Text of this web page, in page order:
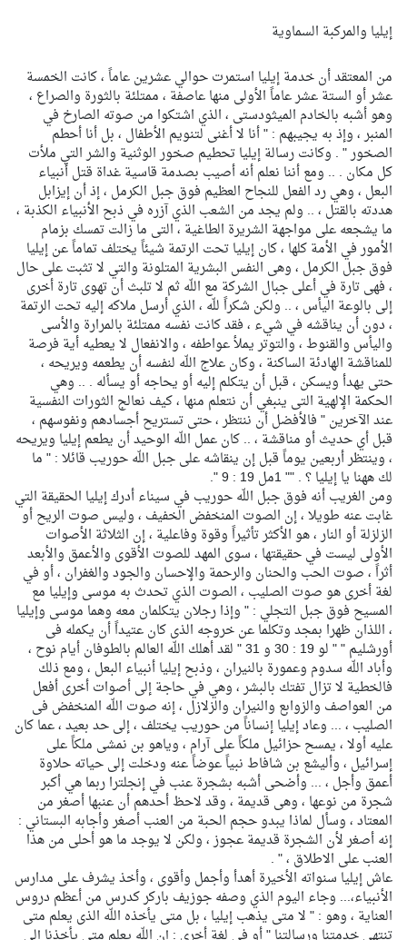
إيليا والمركبة السماوية
من المعتقد أن خدمة إيليا استمرت حوالي عشرين عاماً ، كانت الخمسة
عشر أو الستة عشر عاماً الأولى منها عاصفة ، ممتلئة بالثورة والصراع ،
وهو أشبه بالخادم الميثودستى ، الذي اشتكوا من صوته الصارخ في
المنبر ، وإذ به يجيبهم : " أنا لا أغنى لتنويم الأطفال ، بل أنا أحطم
الصخور " . وكانت رسالة إيليا تحطيم صخور الوثنية والشر التي ملأت
كل مكان . .. ومع أننا نعلم أنه أصيب بصدمة قاسية غداة قتل أنبياء
البعل ، وهي رد الفعل للنجاح العظيم فوق جبل الكرمل ، إذ أن إيزابل
هددته بالقتل ، .. ولم يجد من الشعب الذي آزره في ذبح الأنبياء الكذبة ،
ما يشجعه على مواجهة الشريرة الطاغية ، التى ما زالت تمسك بزمام
الأمور في الأمة كلها ، كان إيليا تحت الرتمة شيئاً يختلف تماماً عن إيليا
فوق جبل الكرمل ، وهى النفس البشرية المتلونة والتي لا تثبت على حال
، فهى تارة في أعلى جبال الشركة مع اللّه ثم لا تلبث أن تهوى تارة أخرى
إلى بالوعة اليأس ، .. ولكن شكراً للّه ، الذي أرسل ملاكه إليه تحت الرتمة
، دون أن يناقشه في شيء ، فقد كانت نفسه ممتلئة بالمرارة والأسى
واليأس والقنوط ، والتوتر يملأ عواطفه ، والانفعال لا يعطيه أية فرصة
للمناقشة الهادئة الساكنة ، وكان علاج اللّه لنفسه أن يطعمه ويريحه ،
حتى يهدأ ويسكن ، قبل أن يتكلم إليه أو يحاجه أو يسأله . .. وهي
الحكمة الإلهية التى ينبغي أن نتعلم منها ، كيف نعالج الثورات النفسية
عند الآخرين " فالأفضل أن ننتظر ، حتى تستريح أجسادهم ونفوسهم ،
قبل أي حديث أو مناقشة ، .. كان عمل اللّه الوحيد أن يطعم إيليا ويريحه
، وينتظر أربعين يوماً قبل إن ينقاشه على جبل اللّه حوريب قائلا : " ما
لك ههنا يا إيليا ؟ . "" 1مل 19 : 9 ".
ومن الغريب أنه فوق جبل اللّه حوريب في سيناء أدرك إيليا الحقيقة التي
غابت عنه طويلا ، إن الصوت المنخفض الخفيف ، وليس صوت الريح أو
الزلزلة أو النار ، هو الأكثر تأثيراً وقوة وفاعلية ، إن الثلاثة الأصوات
الأولى ليست في حقيقتها ، سوى المهد للصوت الأقوى والأعمق والأبعد
أثراً ، صوت الحب والحنان والرحمة والإحسان والجود والغفران ، أو في
لغة أخرى هو صوت الصليب ، الصوت الذي تحدث به موسى وإيليا مع
المسيح فوق جبل التجلي : " وإذا رجلان يتكلمان معه وهما موسى وإيليا
، اللذان ظهرا بمجد وتكلما عن خروجه الذى كان عتيداً أن يكمله فى
أورشليم " " لو 19 : 30 و 31 " لقد أهلك اللّه العالم بالطوفان أيام نوح ،
وأباد اللّه سدوم وعمورة بالنيران ، وذبح إيليا أنبياء البعل ، ومع ذلك
فالخطية لا تزال تفتك بالبشر ، وهي في حاجة إلى أصوات أخرى أفعل
من العواصف والزوابع والنيران والزلازل ، إنه صوت اللّه المنخفض فى
الصليب ، ... وعاد إيليا إنساناً من حوريب يختلف ، إلى حد بعيد ، عما كان
عليه أولا ، يمسح حزائيل ملكاً على آرام ، وياهو بن نمشى ملكاً على
إسرائيل ، وأليشع بن شافاط نبياً عوضاً عنه ودخلت إلى حياته حلاوة
أعمق وأجل ، ... وأضحى أشبه بشجرة عنب في إنجلترا ربما هي أكبر
شجرة من نوعها ، وهى قديمة ، وقد لاحظ أحدهم أن عنبها أصغر من
المعتاد ، وسأل لماذا يبدو حجم الحبة من العنب أصغر وأجابه البستاني :
إنه أصغر لأن الشجرة قديمة عجوز ، ولكن لا يوجد ما هو أحلى من هذا
العنب على الاطلاق ، " .
عاش إيليا سنواته الأخيرة أهدأ وأجمل وأقوى ، وأخذ يشرف على مدارس
الأنبياء،... وجاء اليوم الذي وصفه جوزيف باركر كدرس من أعظم دروس
العناية ، وهو : " لا متى يذهب إيليا ، بل متى يأخذه اللّه الذى يعلم متى